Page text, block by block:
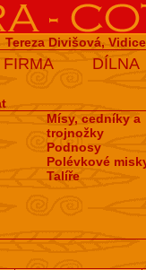
Tereza Divišová,
FIRMA DÍLNA
Mísy, cedníky a
trojnožky
Podnosy
Polévkové
Talíře